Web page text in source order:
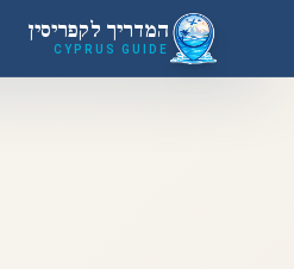
דלג לתוכן הראשי
המדריך לקפריסין
CYPRUS GUIDE